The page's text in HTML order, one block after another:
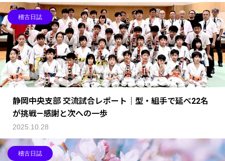
稽古日誌
静岡中央支部 交流試合レポート｜型・組手で延べ22名
が挑戦—感謝と次への一歩
2025.10.28
稽古日誌